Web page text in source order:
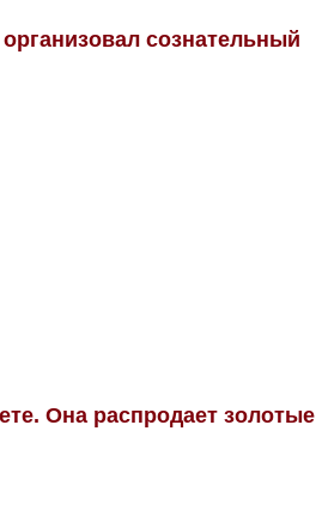
сознательный
Она распродает золотые